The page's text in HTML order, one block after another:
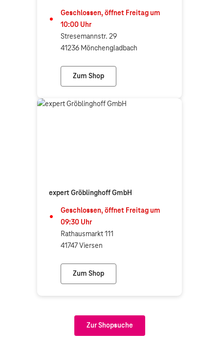
Geschlossen, öffnet Freitag um
10:00 Uhr
Stresemannstr. 29
41236 Mönchengladbach
Zum Shop
Telekom Shop Mönchengladbach Rheydt
expert Gröblinghoff GmbH
Geschlossen, öffnet Freitag um
09:30 Uhr
Rathausmarkt 111
41747 Viersen
Zum Shop
expert Gröblinghoff GmbH
Zur Shopsuche